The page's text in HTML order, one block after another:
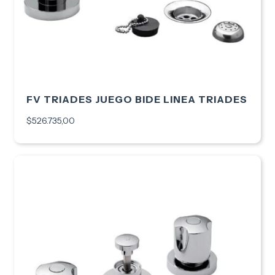
FV TRIADES JUEGO BIDE LINEA TRIADES
$526.735,00